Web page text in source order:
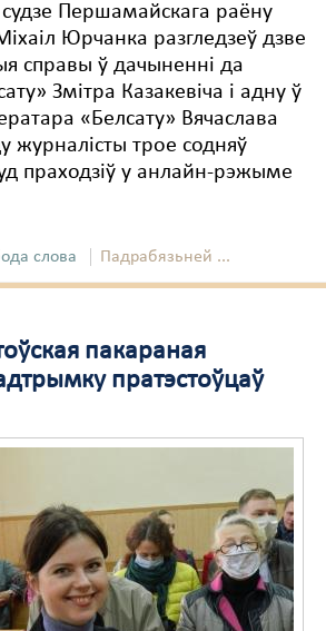
судзе Першамайскага раёну
Юрчанка разгледзеў дзве
справы ў дачыненні да
Змітра Казакевіча і адну ў
«Белсату» Вячаслава
журналісты трое содняў
праходзіў у анлайн-рэжыме
слова Падрабязьней ...
пакараная
пратэстоўцаў